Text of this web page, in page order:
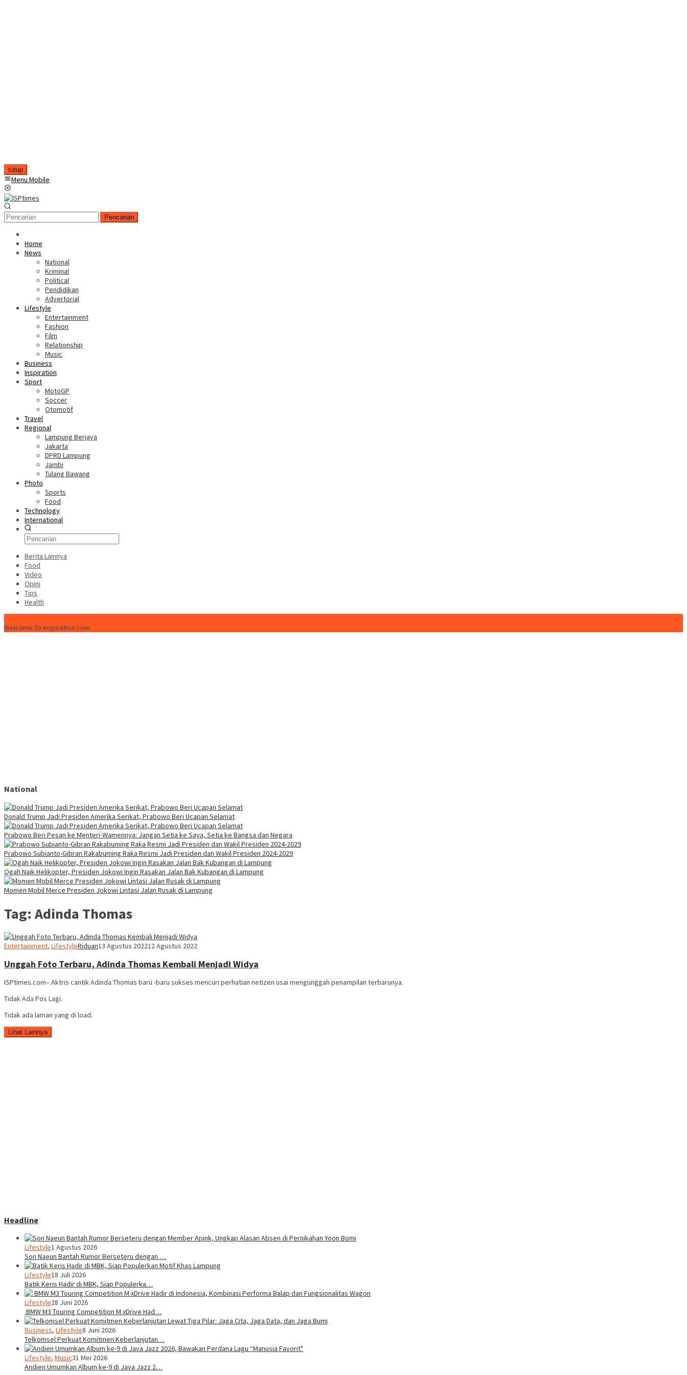
tutup
Menu Mobile
Pencarian
Home
News
National
Kriminal
Political
Pendidikan
Advertorial
Lifestyle
Entertainment
Fashion
Film
Relationship
Music
Business
Inspiration
Sport
MotoGP
Soccer
Otomotif
Travel
Regional
Lampung Berjaya
Jakarta
DPRD Lampung
Jambi
Tulang Bawang
Photo
Sports
Food
Technology
International
Berita Lainnya
Food
Video
Opini
Tips
Health
Welcome To Inspiration.com
National
Donald Trump Jadi Presiden Amerika Serikat, Prabowo Beri Ucapan Selamat
Prabowo Beri Pesan ke Menteri-Wamennya: Jangan Setia ke Saya, Setia ke Bangsa dan Negara
Prabowo Subianto-Gibran Rakabuming Raka Resmi Jadi Presiden dan Wakil Presiden 2024-2029
Ogah Naik Helikopter, Presiden Jokowi Ingin Rasakan Jalan Bak Kubangan di Lampung
Momen Mobil Merce Presiden Jokowi Lintasi Jalan Rusak di Lampung
Tag: Adinda Thomas
Entertainment, LifestyleRiduan13 Agustus 202212 Agustus 2022
Unggah Foto Terbaru, Adinda Thomas Kembali Menjadi Widya
ISPtimes.com– Aktris cantik Adinda Thomas baru -baru sukses mencuri perhatian netizen usai mengunggah penampilan terbarunya.
Tidak Ada Pos Lagi.
Tidak ada laman yang di load.
Lihat Lainnya
Headline
Lifestyle1 Agustus 2026
Son Naeun Bantah Rumor Berseteru dengan …
Lifestyle18 Juli 2026
Batik Keris Hadir di MBK, Siap Populerka…
Lifestyle28 Juni 2026
BMW M3 Touring Competition M xDrive Had…
Business, Lifestyle8 Juni 2026
Telkomsel Perkuat Komitmen Keberlanjutan…
Lifestyle, Music31 Mei 2026
Andien Umumkan Album ke-9 di Java Jazz 2…